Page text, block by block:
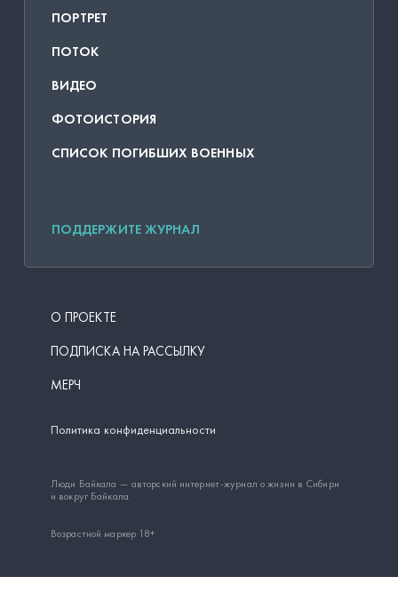
ПОРТРЕТ
ПОТОК
ВИДЕО
ФОТОИСТОРИЯ
СПИСОК ПОГИБШИХ ВОЕННЫХ
ПОДДЕРЖИТЕ ЖУРНАЛ
О ПРОЕКТЕ
ПОДПИСКА НА РАССЫЛКУ
МЕРЧ
Политика конфиденциальности
Люди Байкала — авторский интернет-журнал о жизни в Сибири
и вокруг Байкала.
Возрастной маркер 18+